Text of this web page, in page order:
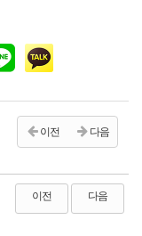
이전 다음
이전 다음